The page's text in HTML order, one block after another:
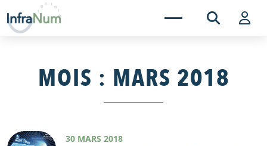
MOIS : MARS 2018
30 MARS 2018